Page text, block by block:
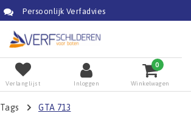
Persoonlijk Verfadvies
Verlanglijst Inloggen
0
Winkelwagen
Tags GTA 713